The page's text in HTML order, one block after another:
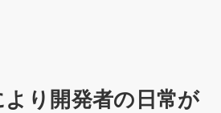
り開発者の日常が